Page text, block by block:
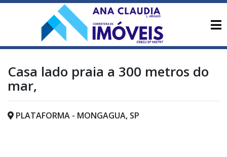
Casa lado praia a 300 metros do
mar,
PLATAFORMA - MONGAGUA, SP